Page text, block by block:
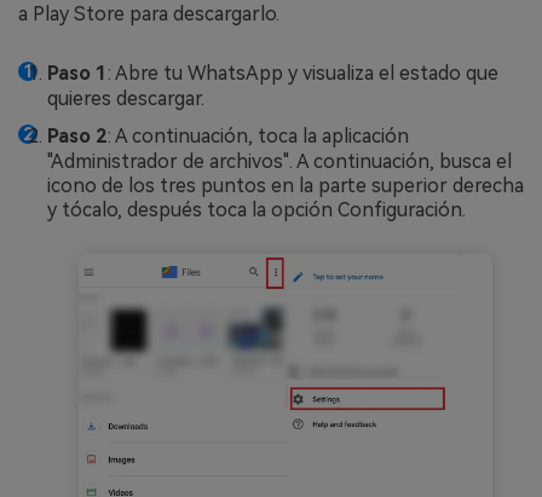
a Play Store para descargarlo.
Paso 1 : Abre tu WhatsApp y visualiza el estado que
quieres descargar.
Paso 2: A continuación, toca la aplicación
"Administrador de archivos". A continuación, busca el
icono de los tres puntos en la parte superior derecha
y tócalo, después toca la opción Configuración.